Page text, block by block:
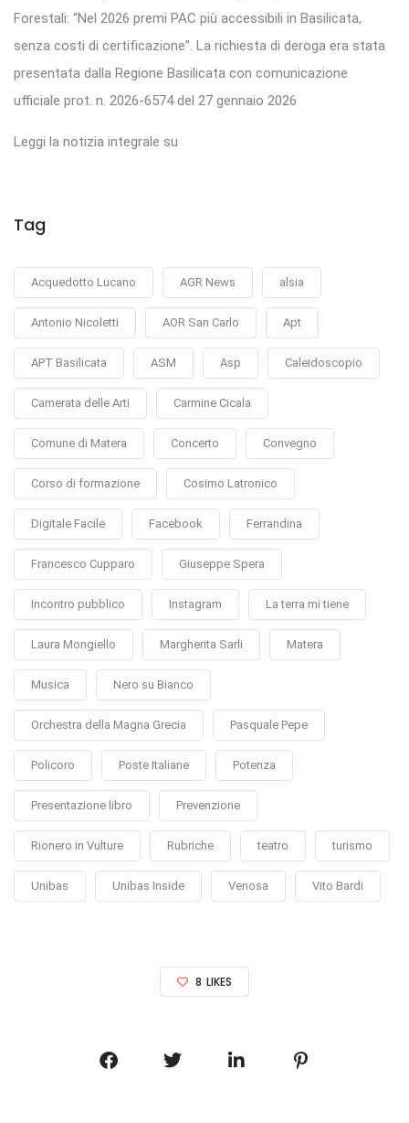
Forestali: “Nel 2026 premi PAC più accessibili in Basilicata,
senza costi di certificazione”. La richiesta di deroga era stata
presentata dalla Regione Basilicata con comunicazione
ufficiale prot. n. 2026-6574 del 27 gennaio 2026
Leggi la notizia integrale su
Tag
Acquedotto Lucano AGR News alsia
Antonio Nicoletti AOR San Carlo Apt
APT Basilicata ASM Asp Caleidoscopio
Camerata delle Arti Carmine Cicala
Comune di Matera Concerto Convegno
Corso di formazione Cosimo Latronico
Digitale Facile Facebook Ferrandina
Francesco Cupparo Giuseppe Spera
Incontro pubblico Instagram La terra mi tiene
Laura Mongiello Margherita Sarli Matera
Musica Nero su Bianco
Orchestra della Magna Grecia Pasquale Pepe
Policoro Poste Italiane Potenza
Presentazione libro Prevenzione
Rionero in Vulture Rubriche teatro turismo
Unibas Unibas Inside Venosa Vito Bardi
8 LIKES